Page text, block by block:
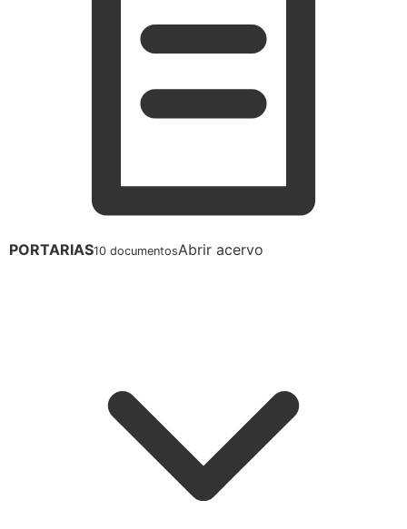
PORTARIAS10 documentosAbrir acervo